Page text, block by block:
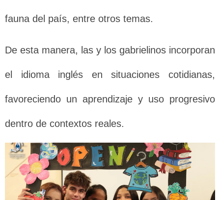
fauna del país, entre otros temas.
De esta manera, las y los gabrielinos incorporan
el idioma inglés en situaciones cotidianas,
favoreciendo un aprendizaje y uso progresivo
dentro de contextos reales.